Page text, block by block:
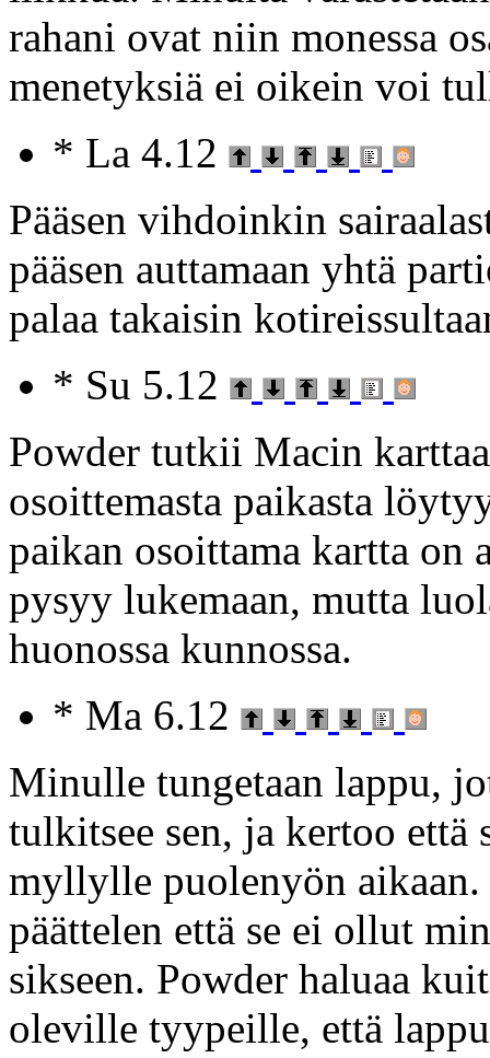
rahani ovat niin monessa
menetyksiä ei oikein voi
* La 4.12
Pääsen vihdoinkin
pääsen auttamaan yhtä
palaa takaisin
* Su 5.12
Powder tutkii Macin
osoittemasta paikasta
paikan osoittama kartta on
pysyy lukemaan, mutta
huonossa kunnossa.
* Ma 6.12
Minulle tungetaan lappu,
tulkitsee sen, ja kertoo että
myllylle puolenyön aikaan.
päättelen että se ei ollut
sikseen. Powder haluaa
oleville tyypeille, että